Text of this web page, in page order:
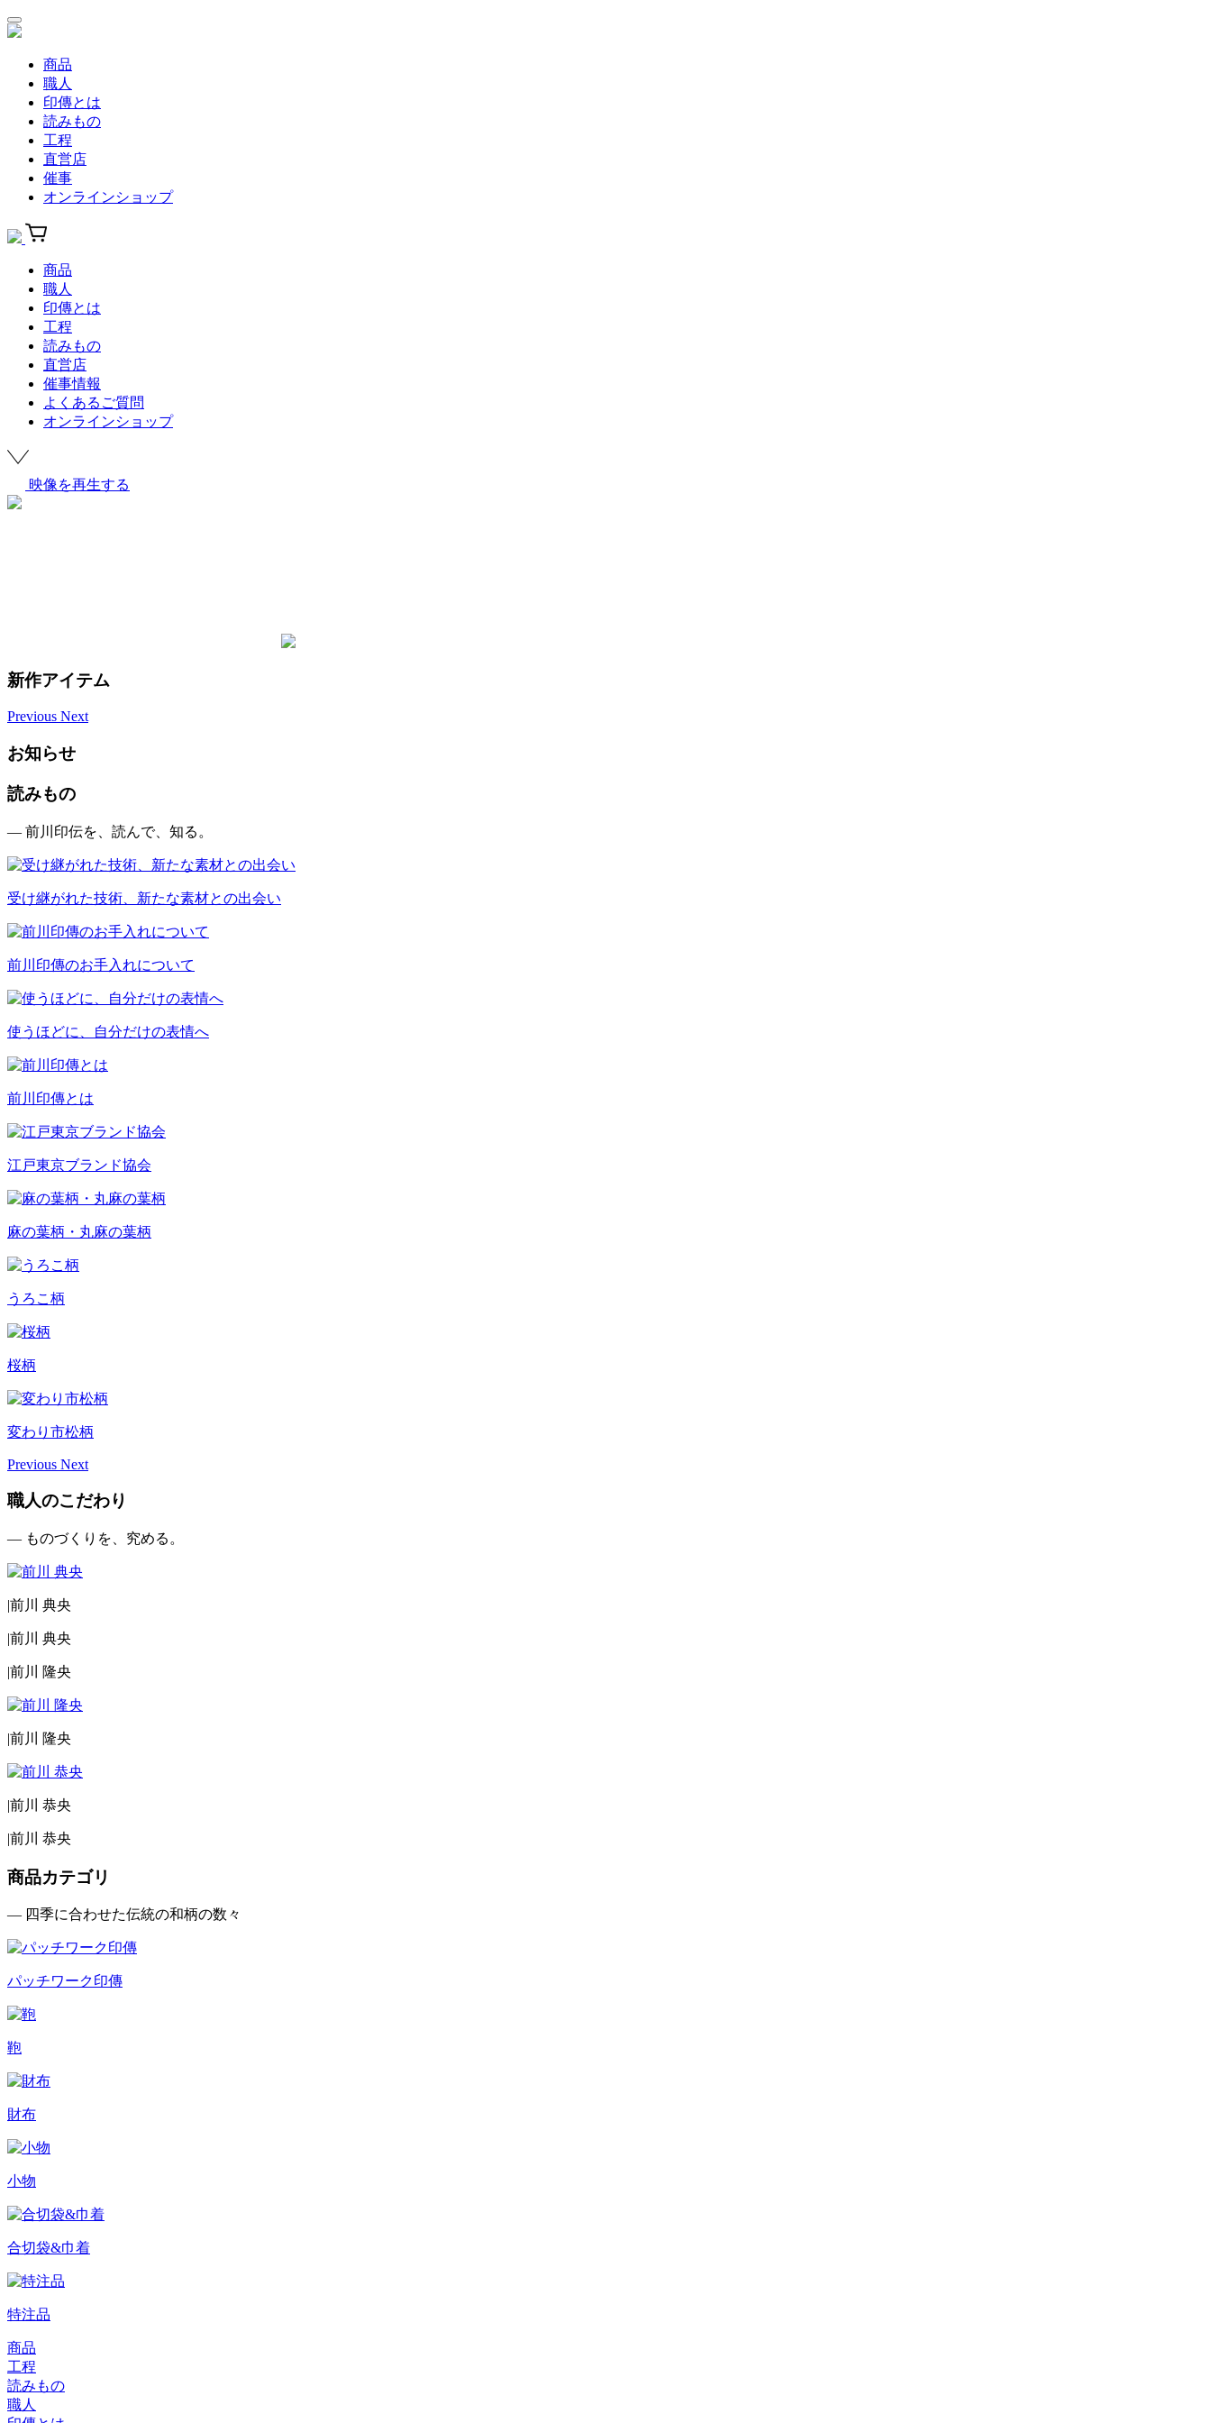
商品
職人
印傳とは
読みもの
工程
直営店
催事
オンラインショップ
商品
職人
印傳とは
工程
読みもの
直営店
催事情報
よくあるご質問
オンラインショップ
映像を再生する
新作アイテム
Previous Next
お知らせ
読みもの
— 前川印伝を、読んで、知る。
受け継がれた技術、新たな素材との出会い
前川印傳のお手入れについて
使うほどに、自分だけの表情へ
前川印傳とは
江戸東京ブランド協会
麻の葉柄・丸麻の葉柄
うろこ柄
桜柄
変わり市松柄
Previous Next
職人のこだわり
— ものづくりを、究める。
|前川 典央
|前川 典央
|前川 隆央
|前川 隆央
|前川 恭央
|前川 恭央
商品カテゴリ
— 四季に合わせた伝統の和柄の数々
パッチワーク印傳
鞄
財布
小物
合切袋&巾着
特注品
商品
工程
読みもの
職人